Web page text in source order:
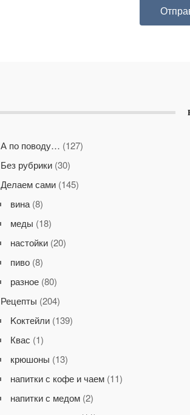
А по поводу… (127)
Без рубрики(30)
Делаем сами(145)
вина(8)
меды (18)
настойки(20)
пиво(8)
разное(80)
Рецепты (204)
Kоктейли(139)
Квас (1)
крюшоны (13)
напитки с кофе и чаем(11)
напитки с медом(2)